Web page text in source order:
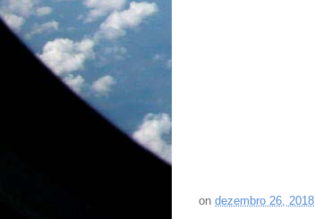
on dezembro 26, 2018